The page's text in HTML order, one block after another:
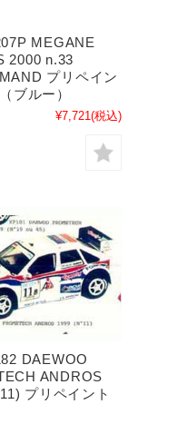
MEGANE
2000 n.33
プリペイン
ブルー）
¥7,721(税込)
DAEWOO
ANDROS
プリペイント